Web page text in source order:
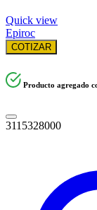
Quick view
Epiroc
COTIZAR
Producto agregado
3115328000